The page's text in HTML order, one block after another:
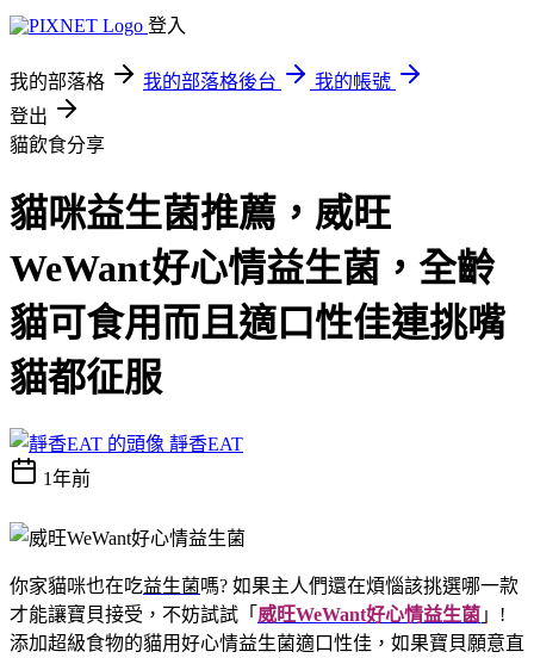
登入
我的部落格 我的部落格後台
我的帳號
登出
貓飲食分享
貓咪益生菌推薦，威旺
WeWant好心情益生菌，全齡
貓可食用而且適口性佳連挑嘴
貓都征服
靜香EAT
1年前
你家貓咪也在吃益生菌嗎? 如果主人們還在煩惱該挑選哪一款
才能讓寶貝接受，不妨試試「 威旺WeWant好心情益生菌 」!
添加超級食物的貓用好心情益生菌適口性佳，如果寶貝願意直